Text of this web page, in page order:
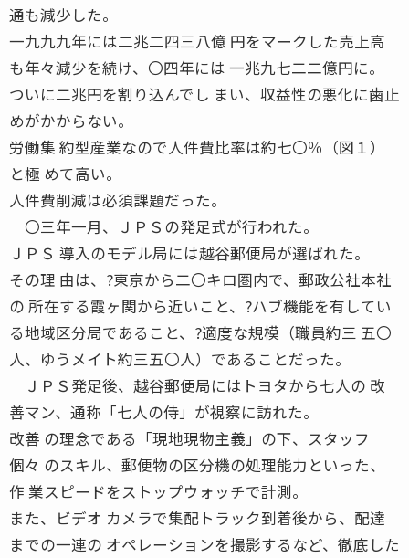
通も減少した。
一九九九年には二兆二四三八億 円をマークした売上高
も年々減少を続け、〇四年には 一兆九七二二億円に。
ついに二兆円を割り込んでし まい、収益性の悪化に歯止
めがかからない。
労働集 約型産業なので人件費比率は約七〇％（図１）
と極 めて高い。
人件費削減は必須課題だった。
〇三年一月、ＪＰＳの発足式が行われた。
ＪＰＳ 導入のモデル局には越谷郵便局が選ばれた。
その理 由は、?東京から二〇キロ圏内で、郵政公社本社
の 所在する霞ヶ関から近いこと、?ハブ機能を有してい
る地域区分局であること、?適度な規模（職員約三 五〇
人、ゆうメイト約三五〇人）であることだった。
ＪＰＳ発足後、越谷郵便局にはトヨタから七人の 改
善マン、通称「七人の侍」が視察に訪れた。
改善 の理念である「現地現物主義」の下、スタッフ
個々 のスキル、郵便物の区分機の処理能力といった、
作 業スピードをストップウォッチで計測。
また、ビデオ カメラで集配トラック到着後から、配達
までの一連の オペレーションを撮影するなど、徹底した